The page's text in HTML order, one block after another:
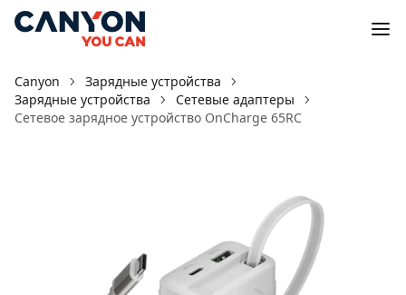
Canyon
Зарядные устройства
Зарядные устройства
Сетевые адаптеры
Сетевое зарядное устройство OnCharge 65RC